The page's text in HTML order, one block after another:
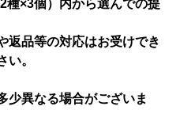
×3個）内から選んでの提
返品等の対応はお受けでき
い。
少異なる場合がございま